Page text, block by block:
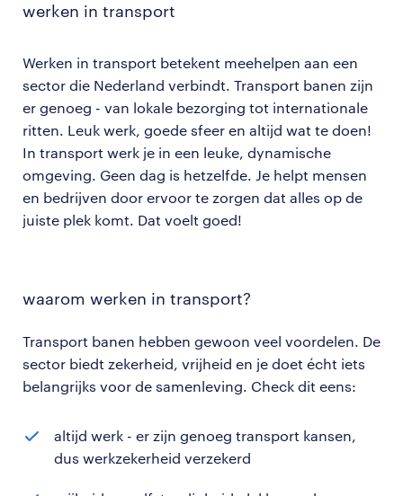
werken in transport
Werken in transport betekent meehelpen aan een
sector die Nederland verbindt. Transport banen zijn
er genoeg - van lokale bezorging tot internationale
ritten. Leuk werk, goede sfeer en altijd wat te doen!
In transport werk je in een leuke, dynamische
omgeving. Geen dag is hetzelfde. Je helpt mensen
en bedrijven door ervoor te zorgen dat alles op de
juiste plek komt. Dat voelt goed!
waarom werken in transport?
Transport banen hebben gewoon veel voordelen. De
sector biedt zekerheid, vrijheid en je doet écht iets
belangrijks voor de samenleving. Check dit eens:
altijd werk - er zijn genoeg transport kansen,
dus werkzekerheid verzekerd